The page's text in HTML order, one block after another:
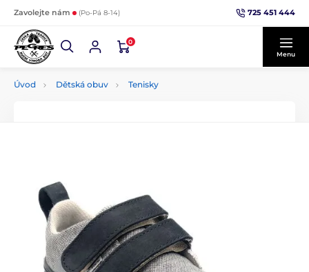
Zavolejte nám (Po-Pá 8-14) 725 451 444
0
Menu
Úvod Dětská obuv Tenisky